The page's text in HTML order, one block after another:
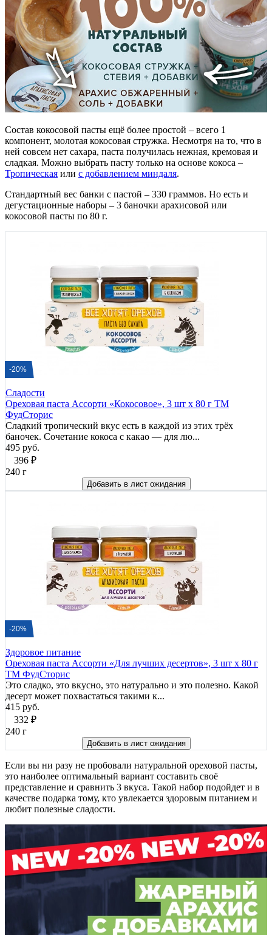
Состав кокосовой пасты ещё более простой – всего 1
компонент, молотая кокосовая стружка. Несмотря на то, что в
ней совсем нет сахара, паста получилась нежная, кремовая и
сладкая. Можно выбрать пасту только на основе кокоса –
Тропическая или с добавлением миндаля.
Стандартный вес банки с пастой – 330 граммов. Но есть и
дегустационные наборы – 3 баночки арахисовой или
кокосовой пасты по 80 г.
-20%
Сладости
Ореховая паста Ассорти «Кокосовое», 3 шт х 80 г ТМ
ФудСторис
Сладкий тропический вкус есть в каждой из этих трёх
баночек. Сочетание кокоса с какао — для лю...
495 руб.
396 ₽
240 г
Добавить в лист ожидания
-20%
Здоровое питание
Ореховая паста Ассорти «Для лучших десертов», 3 шт х 80 г
ТМ ФудСторис
Это сладко, это вкусно, это натурально и это полезно. Какой
десерт может похвастаться такими к...
415 руб.
332 ₽
240 г
Добавить в лист ожидания
Если вы ни разу не пробовали натуральной ореховой пасты,
это наиболее оптимальный вариант составить своё
представление и сравнить 3 вкуса. Такой набор подойдет и в
качестве подарка тому, кто увлекается здоровым питанием и
любит полезные сладости.